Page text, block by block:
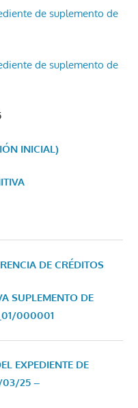
de suplemento de
de suplemento de
INICIAL)
DE CRÉDITOS
SUPLEMENTO DE
000001
EXPEDIENTE DE
03/25 –